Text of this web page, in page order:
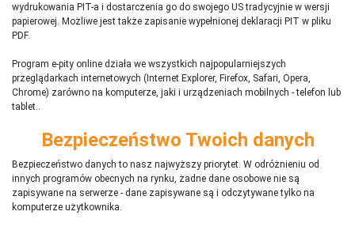
wydrukowania PIT-a i dostarczenia go do swojego US tradycyjnie w wersji
papierowej. Możliwe jest także zapisanie wypełnionej deklaracji PIT w pliku
PDF.
Program e-pity online działa we wszystkich najpopularniejszych
przeglądarkach internetowych (Internet Explorer, Firefox, Safari, Opera,
Chrome) zarówno na komputerze, jaki i urządzeniach mobilnych - telefon lub
tablet..
Bezpieczeństwo Twoich danych
Bezpieczeństwo danych to nasz najwyższy priorytet. W odróżnieniu od
innych programów obecnych na rynku, żadne dane osobowe nie są
zapisywane na serwerze - dane zapisywane są i odczytywane tylko na
komputerze użytkownika.